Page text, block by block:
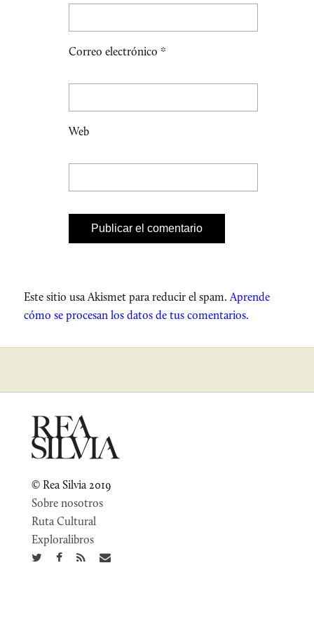
Correo electrónico *
Web
Este sitio usa Akismet para reducir el spam.Aprende
cómo se procesan los datos de tus comentarios.
© Rea Silvia 2019
Sobre nosotros
Ruta Cultural
Exploralibros